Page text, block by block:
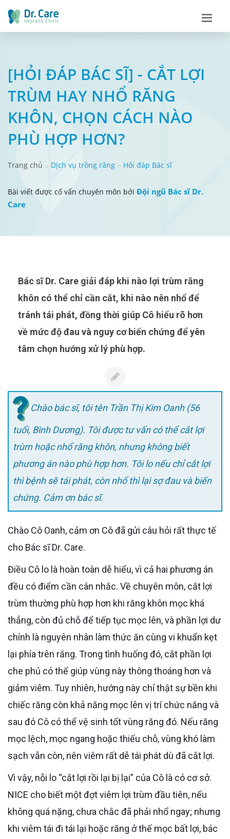
[HỎI ĐÁP BÁC SĨ] - CẮT LỢI
TRÙM HAY NHỔ RĂNG
KHÔN, CHỌN CÁCH NÀO
PHÙ HỢP HƠN?
Trang chủ Dịch vụ trồng răng Hỏi đáp Bác sĩ
Bài viết được cố vấn chuyên môn bởi Đội ngũ Bác sĩ Dr.
Care
Bác sĩ Dr. Care giải đáp khi nào lợi trùm răng
khôn có thể chỉ cần cắt, khi nào nên nhổ để
tránh tái phát, đồng thời giúp Cô hiểu rõ hơn
về mức độ đau và nguy cơ biến chứng để yên
tâm chọn hướng xử lý phù hợp.
Chào bác sĩ, tôi tên Trần Thị Kim Oanh (56
tuổi, Bình Dương). Tôi được tư vấn có thể cắt lợi
trùm hoặc nhổ răng khôn, nhưng không biết
phương án nào phù hợp hơn. Tôi lo nếu chỉ cắt lợi
thì bệnh sẽ tái phát, còn nhổ thì lại sợ đau và biến
chứng. Cảm ơn bác sĩ.
Chào Cô Oanh, cảm ơn Cô đã gửi câu hỏi rất thực tế
cho Bác sĩ Dr. Care.
Điều Cô lo là hoàn toàn dễ hiểu, vì cả hai phương án
đều có điểm cần cân nhắc. Về chuyên môn, cắt lợi
trùm thường phù hợp hơn khi răng khôn mọc khá
thẳng, còn đủ chỗ để tiếp tục mọc lên, và phần lợi dư
chính là nguyên nhân làm thức ăn cùng vi khuẩn kẹt
lại phía trên răng. Trong tình huống đó, cắt phần lợi
che phủ có thể giúp vùng này thông thoáng hơn và
giảm viêm. Tuy nhiên, hướng này chỉ thật sự bền khi
chiếc răng còn khả năng mọc lên vị trí chức năng và
sau đó Cô có thể vệ sinh tốt vùng răng đó. Nếu răng
mọc lệch, mọc ngang hoặc thiếu chỗ, vùng khó làm
sạch vẫn còn, nên viêm rất dễ tái phát dù đã cắt lợi.
Vì vậy, nỗi lo “cắt lợi rồi lại bị lại” của Cô là có cơ sở.
NICE cho biết một đợt viêm lợi trùm đầu tiên, nếu
không quá nặng, chưa chắc đã phải nhổ ngay; nhưng
khi viêm tái đi tái lại hoặc răng ở thế mọc bất lợi, bác